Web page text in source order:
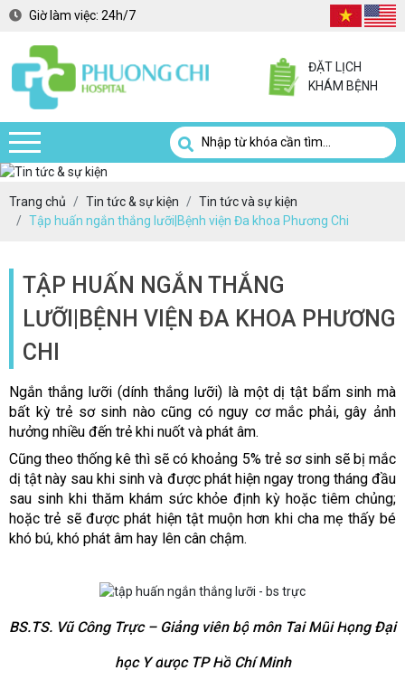
Giờ làm việc: 24h/7
ĐẶT LỊCH
KHÁM BỆNH
Trang chủ Tin tức & sự kiện
Tin tức và sự kiện
Tập huấn ngắn thắng lưỡi|Bệnh viện Đa khoa Phương Chi
TẬP HUẤN NGẮN THẮNG
LƯỠI|BỆNH VIỆN ĐA KHOA PHƯƠNG
CHI
Ngắn thắng lưỡi (dính thắng lưỡi) là một dị tật bẩm sinh mà
bất kỳ trẻ sơ sinh nào cũng có nguy cơ mắc phải, gây ảnh
hưởng nhiều đến trẻ khi nuốt và phát âm.
Cũng theo thống kê thì sẽ có khoảng 5% trẻ sơ sinh sẽ bị mắc
dị tật này sau khi sinh và được phát hiện ngay trong tháng đầu
sau sinh khi thăm khám sức khỏe định kỳ hoặc tiêm chủng;
hoặc trẻ sẽ được phát hiện tật muộn hơn khi cha mẹ thấy bé
khó bú, khó phát âm hay lên cân chậm.
BS.TS. Vũ Công Trực – Giảng viên bộ môn Tai Mũi Họng Đại
học Y dược TP HồChí Minh